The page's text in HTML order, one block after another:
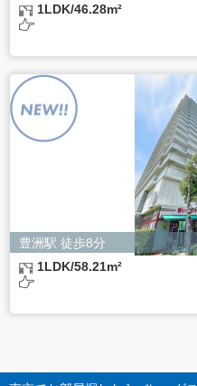
1LDK/46.28m²
豊洲駅 徒歩8分
1LDK/58.21m²